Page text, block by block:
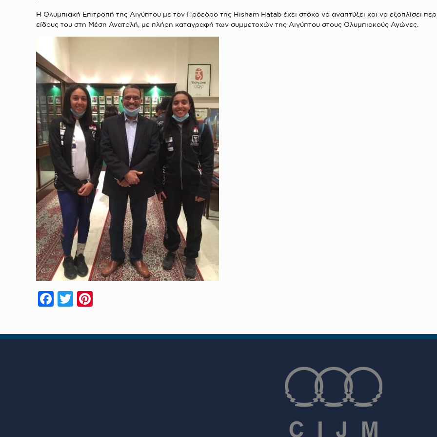
Η Ολυμπιακή Επιτροπή της Αιγύπτου με τον Πρόεδρο της Hisham Hatab έχει στόχο να αναπτύξει και να εξοπλίσει
είδους του στη Μέση Ανατολή, με πλήρη καταγραφή των συμμετοχών της Αιγύπτου στους Ολυμπιακούς Αγώνες.
Facebook
Twitter